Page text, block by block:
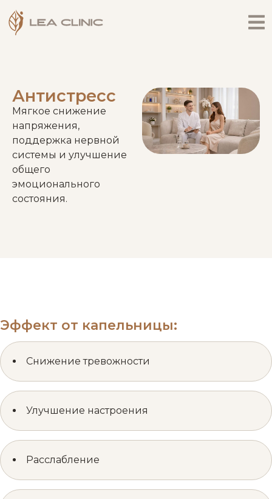
Антистресс
Мягкое снижение
напряжения,
поддержка нервной
системы и улучшение
общего
эмоционального
состояния.
Эффект от капельницы:
Снижение тревожности
Улучшение настроения
Расслабление